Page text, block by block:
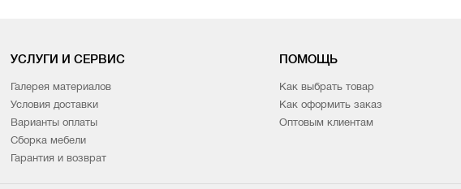
УСЛУГИ И СЕРВИС
Галерея материалов
Условия доставки
Варианты оплаты
Сборка мебели
Гарантия и возврат
ПОМОЩЬ
Как выбрать товар
Как оформить заказ
Оптовым клиентам